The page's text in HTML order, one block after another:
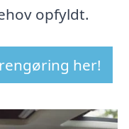
opfyldt.
her!